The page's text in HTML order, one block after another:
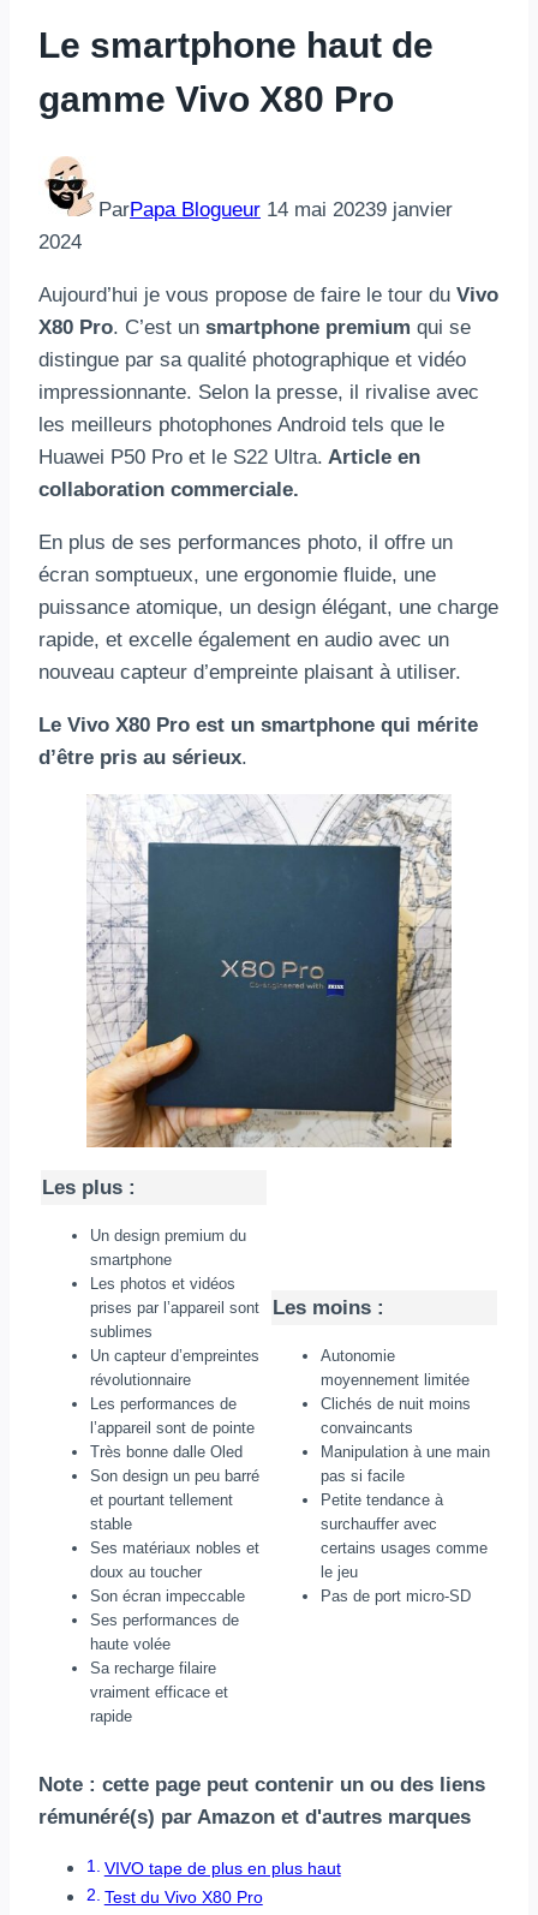
Le smartphone haut de
gamme Vivo X80 Pro
ParPapa Blogueur 14 mai 20239 janvier
2024
Aujourd’hui je vous propose de faire le tour du Vivo
X80 Pro. C’est un smartphone premium qui se
distingue par sa qualité photographique et vidéo
impressionnante. Selon la presse, il rivalise avec
les meilleurs photophones Android tels que le
Huawei P50 Pro et le S22 Ultra. Article en
collaboration commerciale.
En plus de ses performances photo, il offre un
écran somptueux, une ergonomie fluide, une
puissance atomique, un design élégant, une charge
rapide, et excelle également en audio avec un
nouveau capteur d’empreinte plaisant à utiliser.
Le Vivo X80 Pro est un smartphone qui mérite
d’être pris au sérieux.
Les plus :
Un design premium du
smartphone
Les photos et vidéos
prises par l’appareil sont
sublimes
Un capteur d’empreintes
révolutionnaire
Les performances de
l’appareil sont de pointe
Très bonne dalle Oled
Son design un peu barré
et pourtant tellement
stable
Ses matériaux nobles et
doux au toucher
Son écran impeccable
Ses performances de
haute volée
Sa recharge filaire
vraiment efficace et
rapide
Les moins :
Autonomie
moyennement limitée
Clichés de nuit moins
convaincants
Manipulation à une main
pas si facile
Petite tendance à
surchauffer avec
certains usages comme
le jeu
Pas de port micro-SD
Note : cette page peut contenir un ou des liens
rémunéré(s) par Amazon et d'autres marques
VIVO tape de plus en plus haut
Test du Vivo X80 Pro